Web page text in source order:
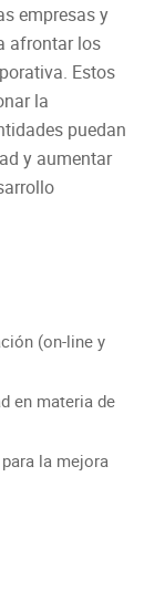
empresas y
afrontar los
Estos
la
puedan
y aumentar
(on-line y
en materia de
la mejora